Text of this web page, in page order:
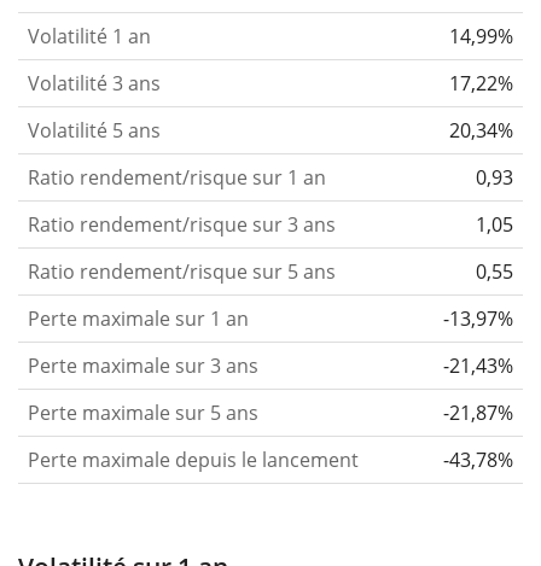
Volatilité 1 an
14,99%
Volatilité 3 ans
17,22%
Volatilité 5 ans
20,34%
Ratio rendement/risque sur 1 an
0,93
Ratio rendement/risque sur 3 ans
1,05
Ratio rendement/risque sur 5 ans
0,55
Perte maximale sur 1 an
-13,97%
Perte maximale sur 3 ans
-21,43%
Perte maximale sur 5 ans
-21,87%
Perte maximale depuis le lancement
-43,78%